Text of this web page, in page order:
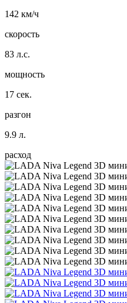
142 км/ч
скорость
83 л.с.
мощность
17 сек.
разгон
9.9 л.
расход